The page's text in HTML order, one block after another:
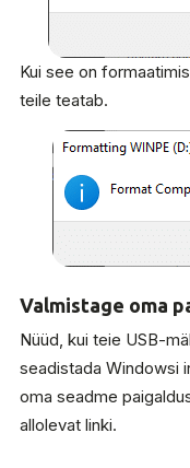
Kui see on
teile teatab.
Valmistage oma
Nüüd, kui teie USB-
seadistada Windowsi
oma seadme
allolevat linki.